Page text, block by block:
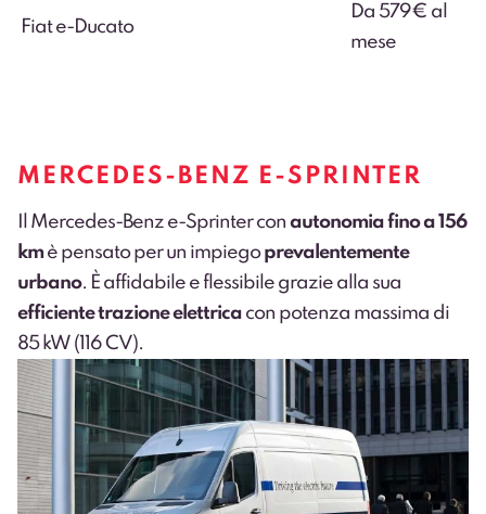
Fiat e-Ducato
Da 579€ al
mese
MERCEDES-BENZ E-SPRINTER
Il Mercedes-Benz e-Sprinter con autonomia fino a 156
kmè pensato per un impiegoprevalentemente
urbano. È affidabile e flessibile grazie alla sua
efficiente trazione elettrica con potenza massima di
85 kW (116 CV).